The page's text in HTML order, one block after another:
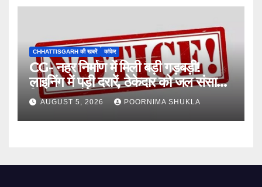
CHHATTISGARH की खबरें कांकेर
CG- नहर निर्माण में मिली बड़ी गड़बड़ी!
लाइनिंग में पड़ी दरारें, ठेकेदार को जल संसाधन
विभाग का नोटिस…
AUGUST 5, 2026 POORNIMA SHUKLA